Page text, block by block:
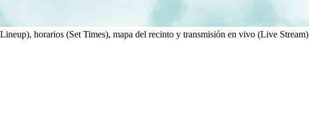
horarios (Set Times), mapa del recinto y transmisión en vivo (Live